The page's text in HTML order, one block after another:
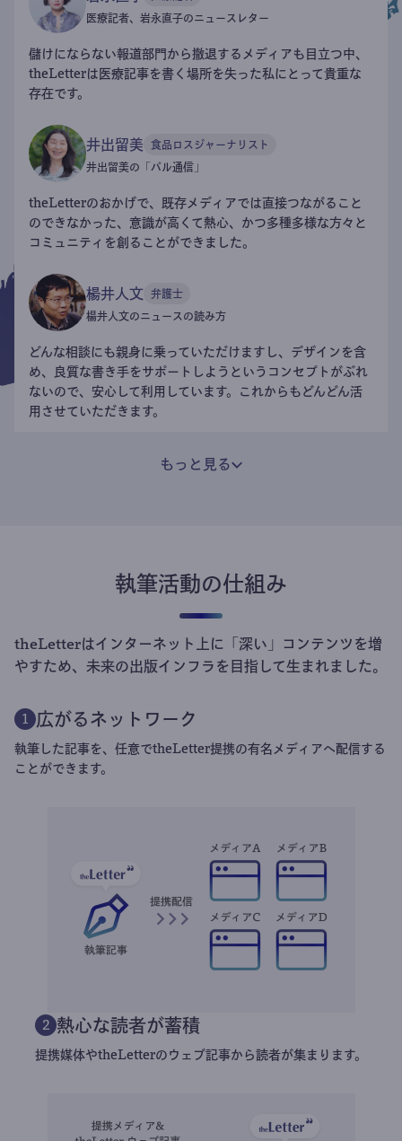
医療記者、岩永直子のニュースレター
儲けにならない報道部門から撤退するメディアも目立つ中、
theLetterは医療記事を書く場所を失った私にとって貴重な
存在です。
井出留美 食品ロスジャーナリスト
井出留美の「パル通信」
theLetterのおかげで、既存メディアでは直接つながること
のできなかった、意識が高くて熱心、かつ多種多様な方々と
コミュニティを創ることができました。
楊井人文 弁護士
楊井人文のニュースの読み方
どんな相談にも親身に乗っていただけますし、デザインを含
め、良質な書き手をサポートしようというコンセプトがぶれ
ないので、安心して利用しています。これからもどんどん活
用させていただきます。
もっと見る
執筆活動の仕組み
theLetterはインターネット上に「深い」コンテンツを増
やすため、未来の出版インフラを目指して生まれました。
1 広がるネットワーク
執筆した記事を、任意でtheLetter提携の有名メディアへ配信する
ことができます。
2 熱心な読者が蓄積
提携媒体やtheLetterのウェブ記事から読者が集まります。